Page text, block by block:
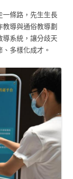
一條路，先生生長
導與通俗教導劃
系統，讓分歧天
多樣化成才。